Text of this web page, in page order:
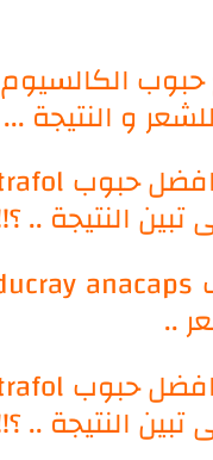
النتيجة ..
..
النتيجة ..